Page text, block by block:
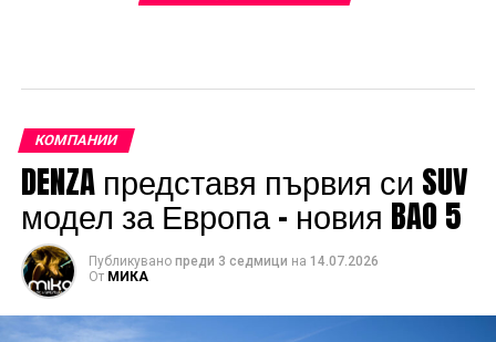
КОМПАНИИ
DENZA представя първия си SUV
модел за Европа – новия BAO 5
Публикувано преди 3 седмици на 14.07.2026
От МИКА